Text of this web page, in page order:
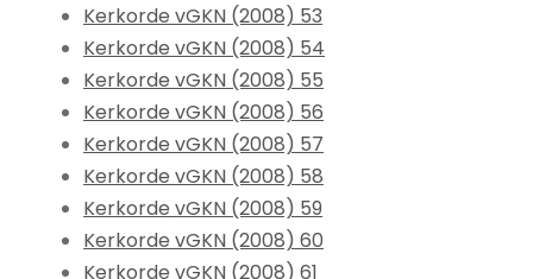
Kerkorde vGKN (2008) 53
Kerkorde vGKN (2008) 54
Kerkorde vGKN (2008) 55
Kerkorde vGKN (2008) 56
Kerkorde vGKN (2008) 57
Kerkorde vGKN (2008) 58
Kerkorde vGKN (2008) 59
Kerkorde vGKN (2008) 60
Kerkorde vGKN (2008) 61